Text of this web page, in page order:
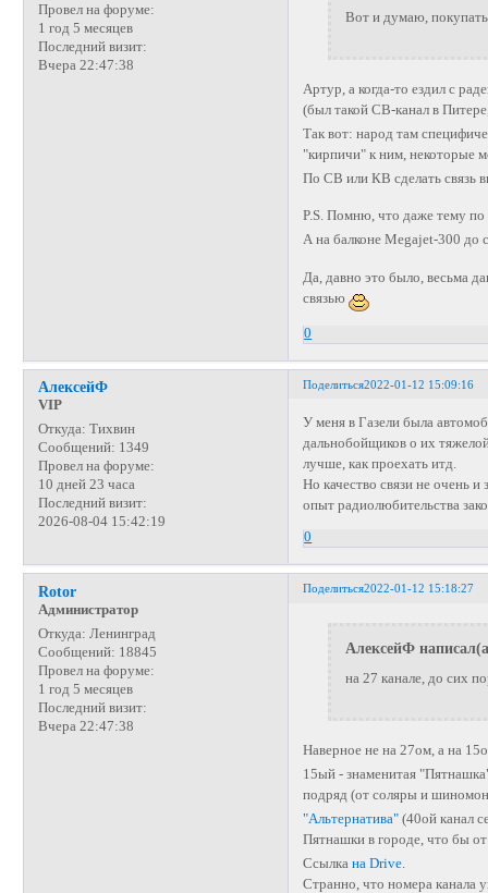
Провел на форуме:
1 год 5 месяцев
Последний визит:
Вчера 22:47:38
Вот и думаю,
Артур, а когда-то ездил с
(был такой СВ-канал в
Так вот: народ там
"кирпичи" к ним, некоторые
По СВ или КВ сделать связь
P.S. Помню, что даже тему
А на балконе Megajet-300 до
Да, давно это было, весьма
связью
0
Поделиться2022-01-12 15:09:16
АлексейФ
VIP
Откуда: Тихвин
Сообщений: 1349
Провел на форуме:
10 дней 23 часа
Последний визит:
2026-08-04 15:42:19
У меня в Газели была
дальнобойщиков о их
лучше, как проехать итд.
Но качество связи не очень
опыт радиолюбительства
0
Поделиться2022-01-12 15:18:27
Rotor
Администратор
Откуда: Ленинград
Сообщений: 18845
Провел на форуме:
1 год 5 месяцев
Последний визит:
Вчера 22:47:38
АлексейФ
на 27 канале, до сих
Наверное не на 27ом, а на
15ый - знаменитая
подряд (от соляры и
"Альтернатива" (40ой канал
Пятнашки в городе, что бы
Ссылкана Drive
Странно, что номера канала